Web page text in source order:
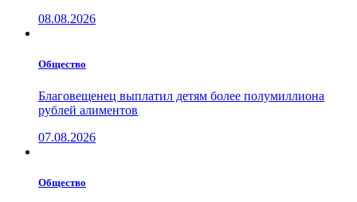
08.08.2026
Общество
Благовещенец выплатил детям более полумиллиона
рублей алиментов
07.08.2026
Общество